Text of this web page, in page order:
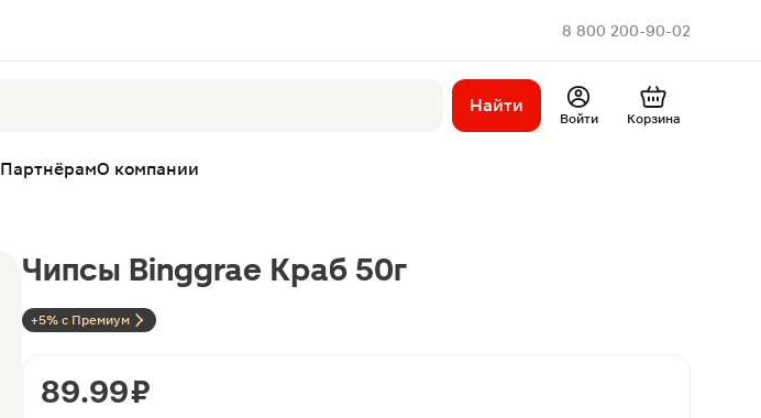
8 800 200-90-02
Найти
Войти Корзина
ПартнёрамО компании
+5% с Премиум
Чипсы Binggrae Краб 50г
89.99 ₽